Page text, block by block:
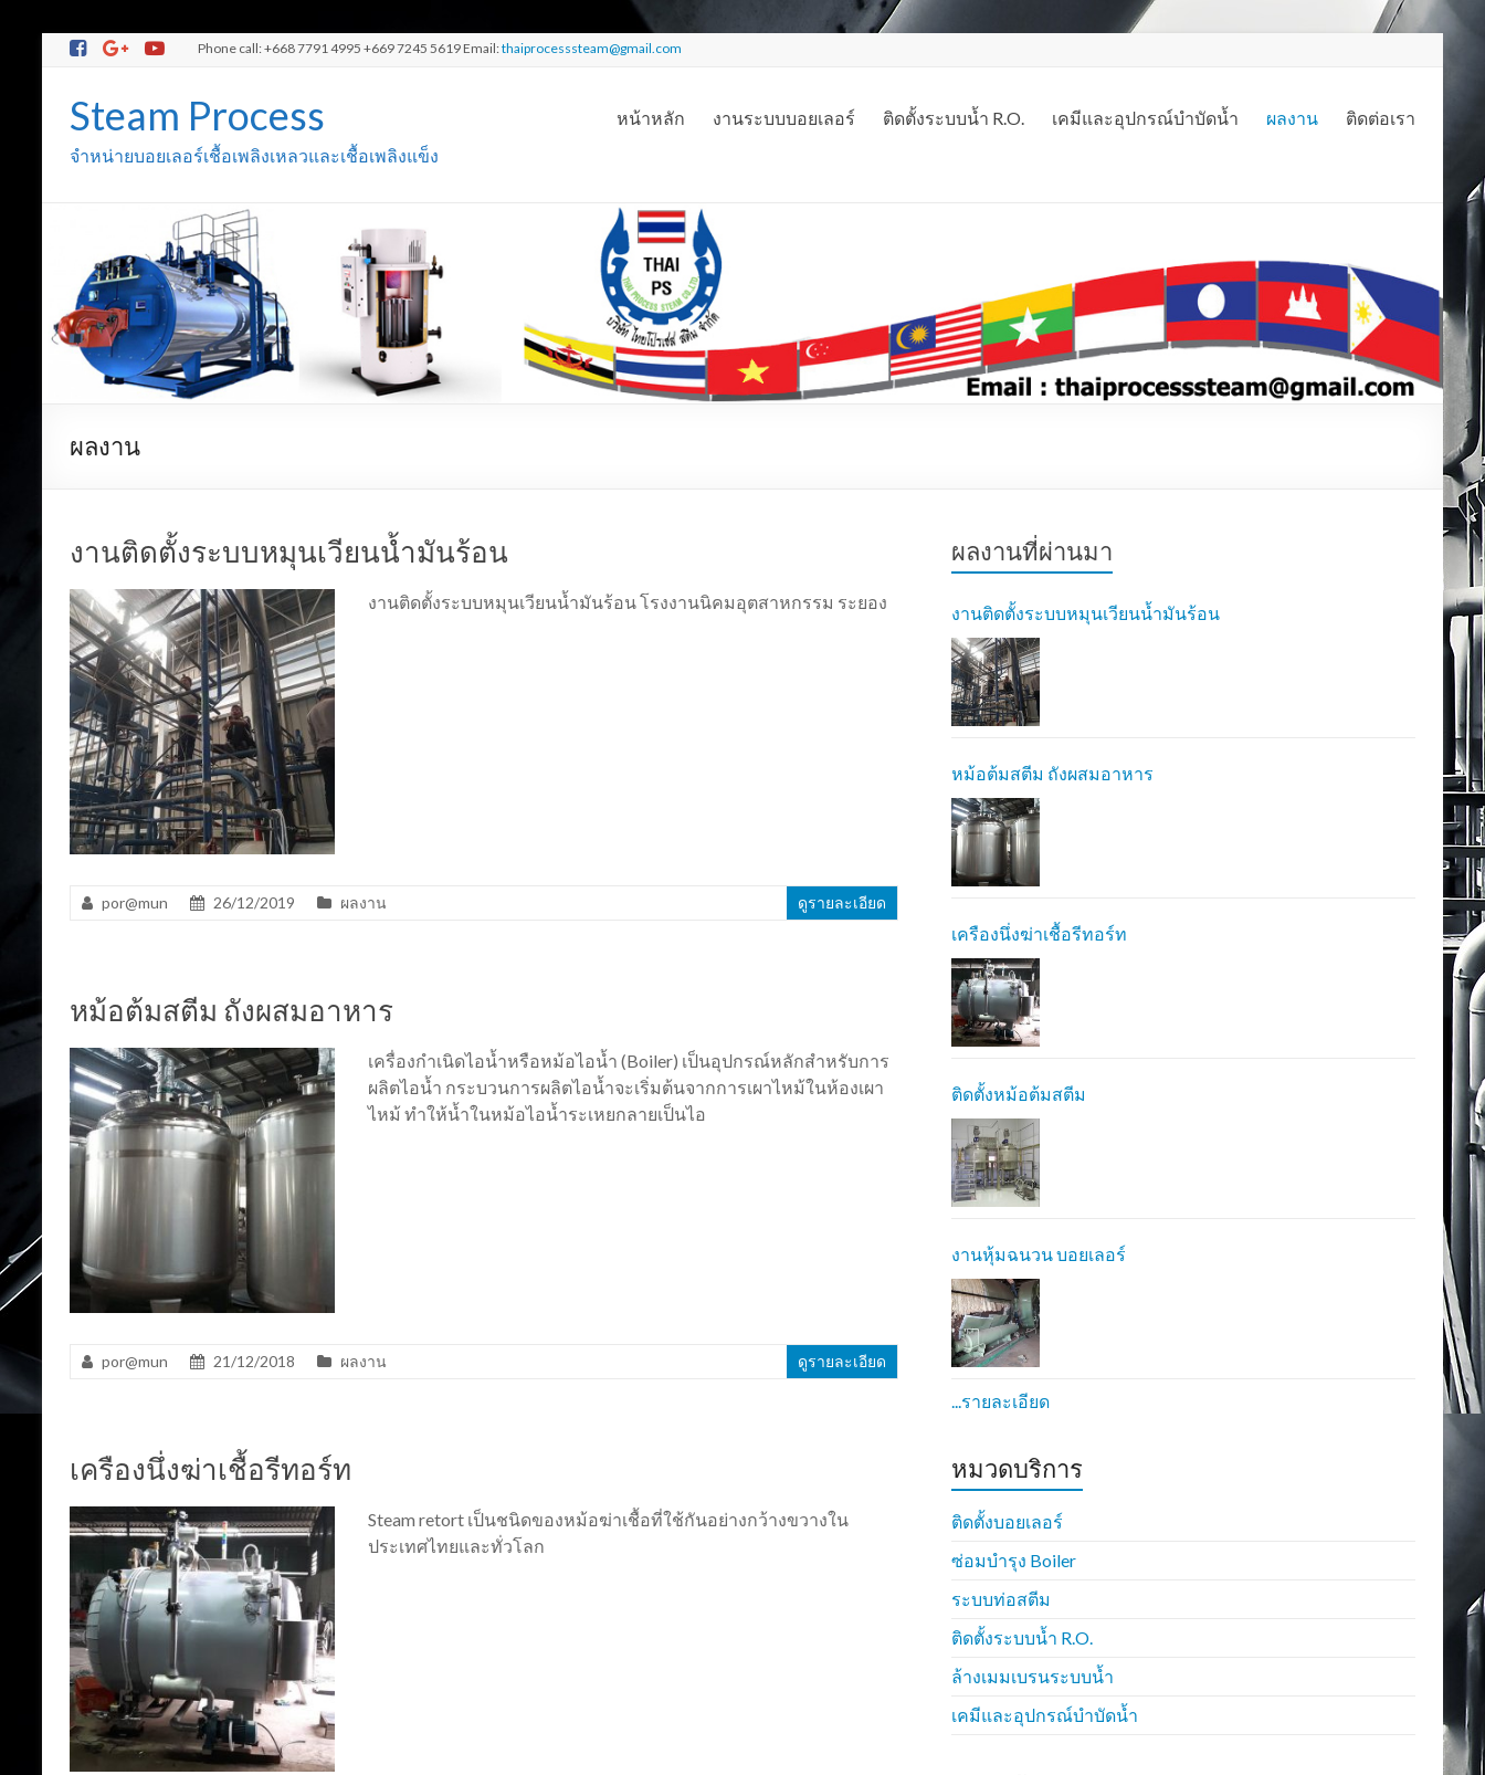
Phone call: +668 7791 4995 +669 7245 5619 Email:thaiprocesssteam@gmail.com
Steam Process
จำหน่ายบอยเลอร์เชื้อเพลิงเหลวและเชื้อเพลิงแข็ง
หน้าหลัก งานระบบบอยเลอร์ ติดตั้งระบบน้ำ R.O. เคมีและอุปกรณ์บำบัดน้ำ ผลงาน ติดต่อเรา
ผลงาน
งานติดตั้งระบบหมุนเวียนน้ำมันร้อน
งานติดตั้งระบบหมุนเวียนน้ำมันร้อน โรงงานนิคมอุตสาหกรรม ระยอง
por@mun 26/12/2019 ผลงาน ดูรายละเอียด
หม้อต้มสตีม ถังผสมอาหาร
เครื่องกำเนิดไอน้ำหรือหม้อไอน้ำ (Boiler) เป็นอุปกรณ์หลักสำหรับการ
ผลิตไอน้ำ กระบวนการผลิตไอน้ำจะเริ่มต้นจากการเผาไหม้ในห้องเผา
ไหม้ ทำให้น้ำในหม้อไอน้ำระเหยกลายเป็นไอ
por@mun 21/12/2018 ผลงาน ดูรายละเอียด
เครืองนึ่งฆ่าเชื้อรีทอร์ท
Steam retort เป็นชนิดของหม้อฆ่าเชื้อที่ใช้กันอย่างกว้างขวางใน
ประเทศไทยและทั่วโลก
ผลงานที่ผ่านมา
งานติดตั้งระบบหมุนเวียนน้ำมันร้อน
หม้อต้มสตีม ถังผสมอาหาร
เครืองนึ่งฆ่าเชื้อรีทอร์ท
ติดตั้งหม้อต้มสตีม
งานหุ้มฉนวน บอยเลอร์
...รายละเอียด
หมวดบริการ
ติดตั้งบอยเลอร์
ซ่อมบำรุง Boiler
ระบบท่อสตีม
ติดตั้งระบบน้ำ R.O.
ล้างเมมเบรนระบบน้ำ
เคมีและอุปกรณ์บำบัดน้ำ